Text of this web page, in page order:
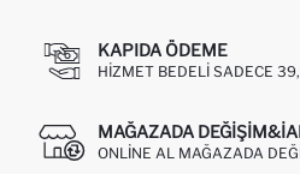
KAPIDA ÖDEME
HIZMET BEDELI SADECE
MAĞAZADA
ONLINE AL MAĞAZADA